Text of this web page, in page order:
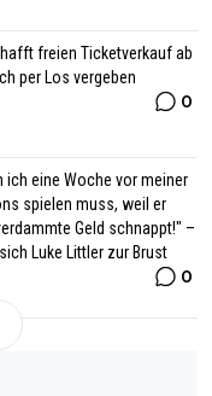
freien Ticketverkauf ab
per Los vergeben
0
ich eine Woche vor meiner
spielen muss, weil er
Geld schnappt!" –
Luke Littler zur Brust
0